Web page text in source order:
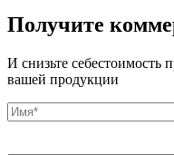
Получите
И снизьте себестоимость
вашей продукции